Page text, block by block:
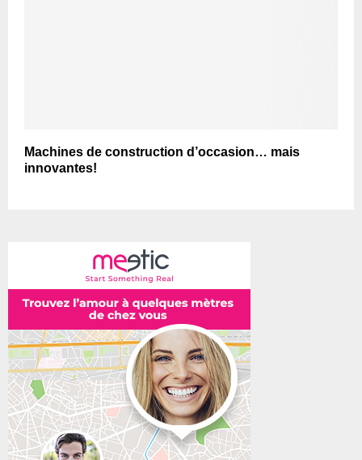
Machines de construction d’occasion… mais
innovantes!